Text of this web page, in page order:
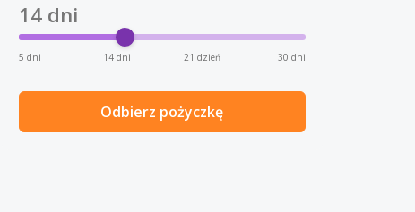
14 dni
5 dni 14 dni 21 dzień 30 dni
Odbierz pożyczkę